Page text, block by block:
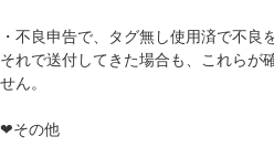
・不良申告で、タグ無し使用済で不良
それで送付してきた場合も、これらが
せん。
❤その他